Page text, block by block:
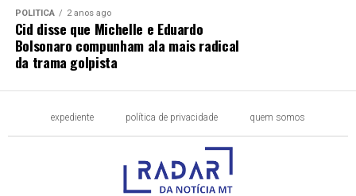
POLÍTICA 2 anos ago
Cid disse que Michelle e Eduardo
Bolsonaro compunham ala mais radical
da trama golpista
expediente política de privacidade quem somos